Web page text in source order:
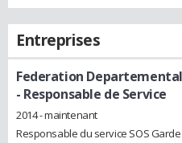
Entreprises
Federation
- Responsable de Service
2014 - maintenant
Responsable du service SOS